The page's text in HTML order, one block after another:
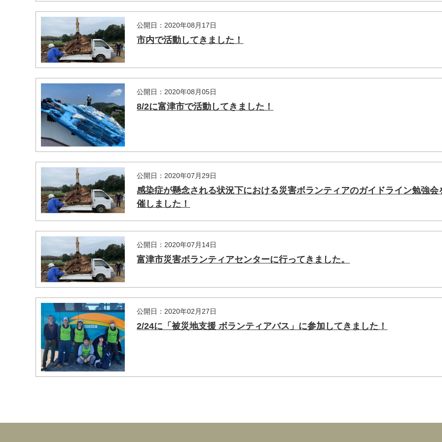
公開日：2020年08月17日
市内で活動してきました！
公開日：2020年08月05日
8/2に富津市で活動してきました！
公開日：2020年07月29日
感染症が懸念される状況下における災害ボランティアのガイドライン勉強会
催しました！
公開日：2020年07月14日
富津市災害ボランティアセンターに行ってきました。
公開日：2020年02月27日
2/24に「被災地支援 ボランティアバス」に参加してきました！